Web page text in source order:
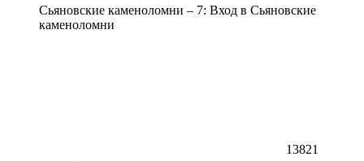
Сьяновские каменоломни – 7: Вход в Сьяновские
каменоломни
13821